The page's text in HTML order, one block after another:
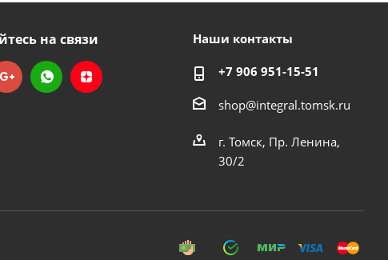
на связи Наши контакты
+7 906 951-15-51
shop@integral.tomsk.ru
г. Томск, Пр. Ленина,
30/2